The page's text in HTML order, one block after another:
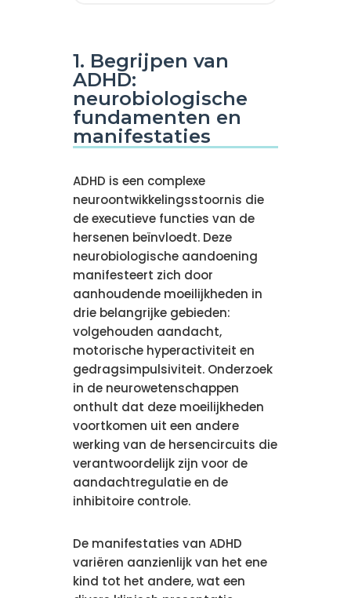
1. Begrijpen van
ADHD:
neurobiologische
fundamenten en
manifestaties
ADHD is een complexe
neuroontwikkelingsstoornis die
de executieve functies van de
hersenen beïnvloedt. Deze
neurobiologische aandoening
manifesteert zich door
aanhoudende moeilijkheden in
drie belangrijke gebieden:
volgehouden aandacht,
motorische hyperactiviteit en
gedragsimpulsiviteit. Onderzoek
in de neurowetenschappen
onthult dat deze moeilijkheden
voortkomen uit een andere
werking van de hersencircuits die
verantwoordelijk zijn voor de
aandachtregulatie en de
inhibitoire controle.
De manifestaties van ADHD
variëren aanzienlijk van het ene
kind tot het andere, wat een